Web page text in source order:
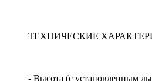
ТЕХНИЧЕСКИЕ
- Высота (с установленным